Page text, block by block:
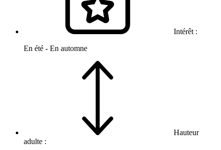
Intérêt :
En été - En automne
Hauteur
adulte :